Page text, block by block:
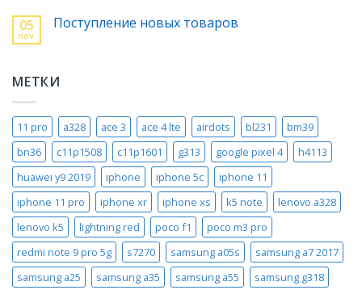
05
nov.
Поступление новых товаров
МЕТКИ
11 pro a328 ace 3 ace 4 lte airdots bl231
bm39
bn36
c11p1508 c11p1601 g313 google pixel 4
h4113
huawei y9 2019
iphone iphone 5c
iphone 11
iphone 11 pro
iphone xr iphone xs k5 note
lenovo a328
lenovo k5
lightning red poco f1
poco m3 pro
redmi note 9 pro 5g
s7270 samsung a05s
samsung a7 2017
samsung a25
samsung a35 samsung a55 samsung g318